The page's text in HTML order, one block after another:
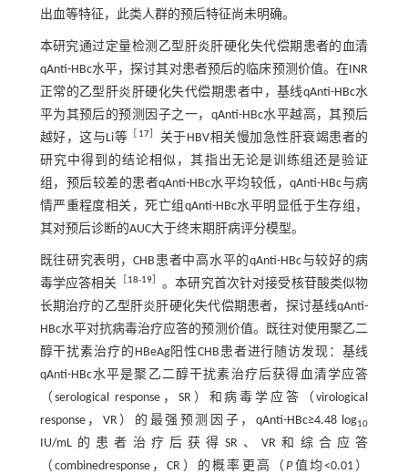
出血等特征，此类人群的预后特征尚未明确。
本研究通过定量检测乙型肝炎肝硬化失代偿期患者的血清
qAnti-HBc水平，探讨其对患者预后的临床预测价值。在INR
正常的乙型肝炎肝硬化失代偿期患者中，基线qAnti-HBc水
平为其预后的预测因子之一，qAnti-HBc水平越高，其预后
越好，这与Li等
17］ 关于HBV相关慢加急性肝衰竭患者的
研究中得到的结论相似，其指出无论是训练组还是验证
组，预后较差的患者qAnti-HBc水平均较低，qAnti-HBc与病
情严重程度相关，死亡组qAnti-HBc水平明显低于生存组，
其对预后诊断的AUC大于终末期肝病评分模型。
既往研究表明，CHB患者中高水平的qAnti-HBc与较好的病
毒学应答相关
18-19］ 。本研究首次针对接受核苷酸类似物
长期治疗的乙型肝炎肝硬化失代偿期患者，探讨基线qAnti-
HBc水平对抗病毒治疗应答的预测价值。既往对使用聚乙二
醇干扰素治疗的HBeAg阳性CHB患者进行随访发现：基线
qAnti-HBc水平是聚乙二醇干扰素治疗后获得血清学应答
（serological response，SR）和病毒学应答（virological
response，VR）的最强预测因子，qAnti-HBc≥4.48 log10
IU/mL的患者治疗后获得SR、VR和综合应答
（combinedresponse，CR）的概率更高（P值均<0.01）